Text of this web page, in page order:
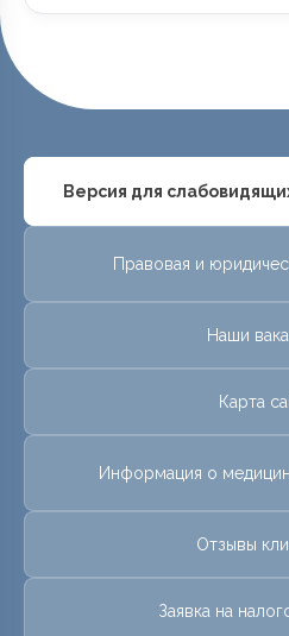
Версия для
Правовая и
Наши
Карта
Информация о
Отзывы
Заявка на